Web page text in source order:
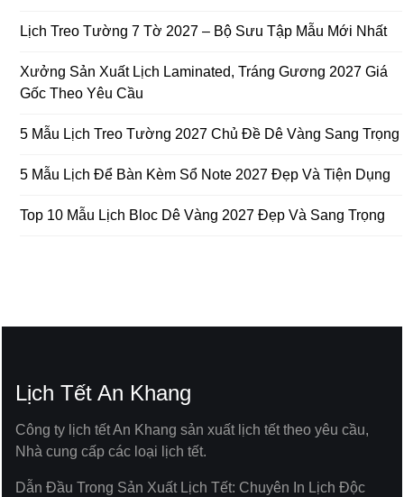
Lịch Treo Tường 7 Tờ 2027 – Bộ Sưu Tập Mẫu Mới Nhất
Xưởng Sản Xuất Lịch Laminated, Tráng Gương 2027 Giá
Gốc Theo Yêu Cầu
5 Mẫu Lịch Treo Tường 2027 Chủ Đề Dê Vàng Sang Trọng
5 Mẫu Lịch Để Bàn Kèm Sổ Note 2027 Đẹp Và Tiện Dụng
Top 10 Mẫu Lịch Bloc Dê Vàng 2027 Đẹp Và Sang Trọng
Lịch Tết An Khang
Công ty lịch tết An Khang sản xuất lịch tết theo yêu cầu,
Nhà cung cấp các loại lịch tết.
Dẫn Đầu Trong Sản Xuất Lịch Tết: Chuyên In Lịch Độc